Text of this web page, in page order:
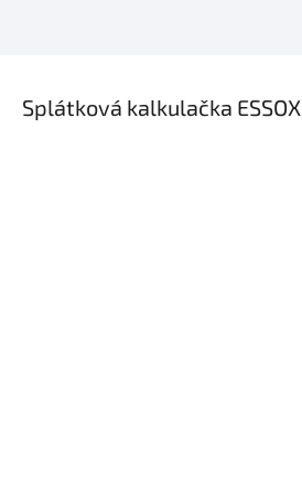
Splátková kalkulačka ESSOX